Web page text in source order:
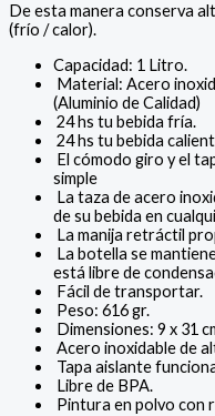
De esta manera conserva
(frío / calor).
Capacidad: 1 Litro.
Material: Acero
(Aluminio de Calidad)
24 hs tu bebida fría.
24 hs tu bebida
El cómodo giro y el
simple
La taza de acero
de su bebida en
La manija retráctil
La botella se
está libre de
Fácil de transportar.
Peso: 616 gr.
Dimensiones: 9 x 31
Acero inoxidable de
Tapa aislante
Libre de BPA.
Pintura en polvo con